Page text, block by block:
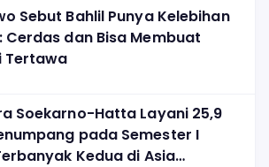
Sebut Bahlil Punya Kelebihan
Cerdas dan Bisa Membuat
Tertawa
Soekarno-Hatta Layani 25,9
pada Semester I
Kedua di Asia